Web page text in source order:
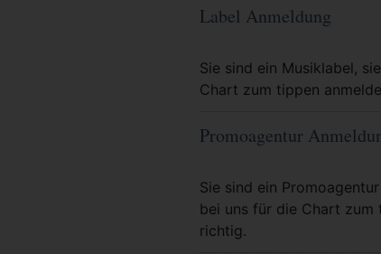
Label Anmeldung
Sie sind ein Musiklabel,
Chart zum tippen
Mehr Info
Promoagentur
Sie sind ein
bei uns für die Chart zum
richtig.
Mehr Info